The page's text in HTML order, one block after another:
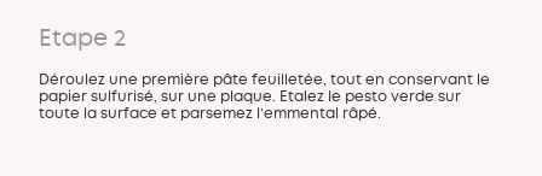
Etape 2
Déroulez une première pâte feuilletée, tout en conservant le
papier sulfurisé, sur une plaque. Etalez le pesto verde sur
toute la surface et parsemez l’emmental râpé.